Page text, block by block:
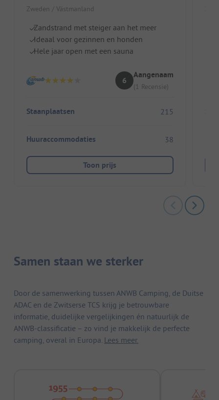
Zweden / Västmanland
Zandstrand met steiger aan het meer
Ideaal voor gezinnen en honden
Hele jaar open met een sauna
6
Aangenaam
(1 Recensie)
Staanplaatsen 215
Huuraccommodaties 38
Toon prijs
Samen staan we sterker
Door de samenwerking tussen ANWB Camping, de Duitse
ADAC en de Zwitserse TCS krijg je betrouwbare
informatie, duidelijke vergelijkingen én natuurlijk de
ANWB-classificatie – zo vind je makkelijk de perfecte
camping, overal in Europa. Lees meer.